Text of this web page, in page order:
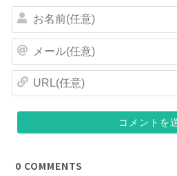
0 COMMENTS